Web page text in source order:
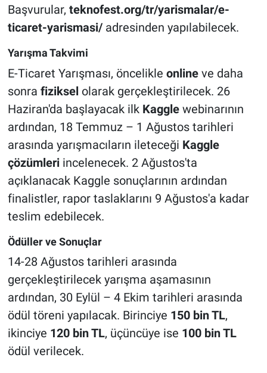
Başvurular, teknofest.org/tr/yarismalar/e-
ticaret-yarismasi/adresinden yapılabilecek.
Yarışma Takvimi
E-Ticaret Yarışması, öncelikle onlineve daha
sonra fiziksel olarak gerçekleştirilecek. 26
Haziran'da başlayacak ilk Kagglewebinarının
ardından, 18 Temmuz – 1 Ağustos tarihleri
arasında yarışmacıların ileteceği Kaggle
çözümleriincelenecek. 2 Ağustos'ta
açıklanacak Kaggle sonuçlarının ardından
finalistler, rapor taslaklarını 9 Ağustos'a kadar
teslim edebilecek.
Ödüller ve Sonuçlar
14-28 Ağustos tarihleri arasında
gerçekleştirilecek yarışma aşamasının
ardından, 30 Eylül – 4 Ekim tarihleri arasında
ödül töreni yapılacak. Birinciye 150 bin TL,
ikinciye 120 bin TL, üçüncüye ise 100 bin TL
ödül verilecek.